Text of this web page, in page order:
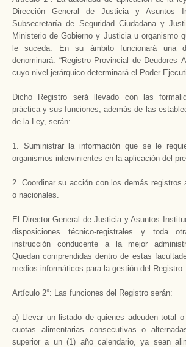
Dirección General de Justicia y Asuntos
Subsecretaría de Seguridad Ciudadana y
Ministerio de Gobierno y Justicia u organismo
le suceda. En su ámbito funcionará una
denominará: “Registro Provincial de Deudores
cuyo nivel jerárquico determinará el Poder
Dicho Registro será llevado con las
práctica y sus funciones, además de las
de la Ley, serán:
1. Suministrar la información que se le
organismos intervinientes en la aplicación del
2. Coordinar su acción con los demás registros
o nacionales.
El Director General de Justicia y Asuntos
disposiciones técnico-registrales y toda
instrucción conducente a la mejor
Quedan comprendidas dentro de estas
medios informáticos para la gestión del Registro.
Artículo 2°: Las funciones del Registro serán:
a) Llevar un listado de quienes adeuden total
cuotas alimentarias consecutivas o
superior a un (1) año calendario, ya sean